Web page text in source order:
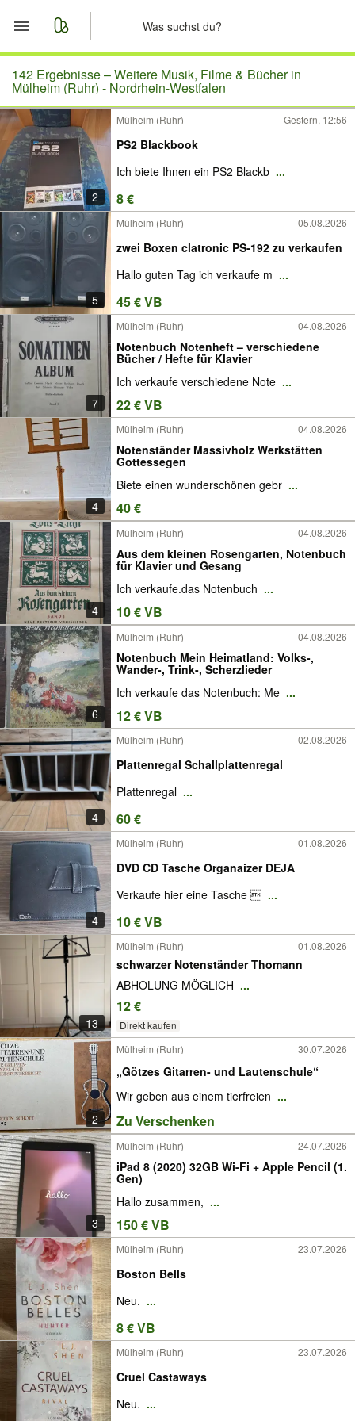
Start
Merkliste
Nachrichten
Anzeige aufgeben
142 Ergebnisse –Weitere Musik, Filme & Bücher in
Mülheim (Ruhr) - Nordrhein-Westfalen
2
Mülheim (Ruhr) Gestern, 12:56
PS2 Blackbook
Ich biete Ihnen ein PS2 Blackb ...
8 €
5
Mülheim (Ruhr) 05.08.2026
zwei Boxen clatronic PS-192 zu verkaufen
Hallo guten Tag ich verkaufe m ...
45 € VB
7
Mülheim (Ruhr) 04.08.2026
Notenbuch Notenheft – verschiedene
Bücher / Hefte für Klavier
Ich verkaufe verschiedene Note ...
22 € VB
4
Mülheim (Ruhr) 04.08.2026
Notenständer Massivholz Werkstätten
Gottessegen
Biete einen wunderschönen gebr ...
40 €
4
Mülheim (Ruhr) 04.08.2026
Aus dem kleinen Rosengarten, Notenbuch
für Klavier und Gesang
Ich verkaufe.das Notenbuch ...
10 € VB
6
Mülheim (Ruhr) 04.08.2026
Notenbuch Mein Heimatland: Volks-,
Wander-, Trink-, Scherzlieder
Ich verkaufe das Notenbuch: Me ...
12 € VB
4
Mülheim (Ruhr) 02.08.2026
Plattenregal Schallplattenregal
Plattenregal ...
60 €
4
Mülheim (Ruhr) 01.08.2026
DVD CD Tasche Organaizer DEJA
Verkaufe hier eine Tasche  ...
10 € VB
13
Mülheim (Ruhr) 01.08.2026
schwarzer Notenständer Thomann
ABHOLUNG MÖGLICH ...
12 €
Direkt kaufen
2
Mülheim (Ruhr) 30.07.2026
„Götzes Gitarren- und Lautenschule“
Wir geben aus einem tierfreien ...
Zu Verschenken
3
Mülheim (Ruhr) 24.07.2026
iPad 8 (2020) 32GB Wi-Fi + Apple Pencil (1.
Gen)
Hallo zusammen, ...
150 € VB
Mülheim (Ruhr) 23.07.2026
Boston Bells
Neu. ...
8 € VB
Mülheim (Ruhr) 23.07.2026
Cruel Castaways
Neu. ...